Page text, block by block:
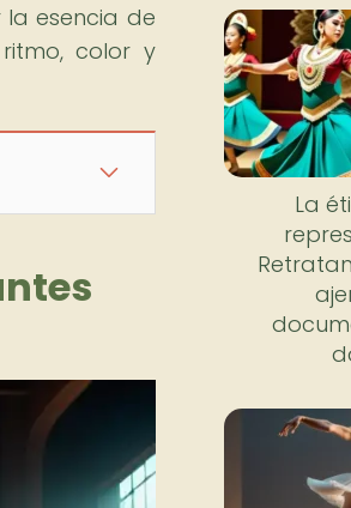
esencia de
color y
La